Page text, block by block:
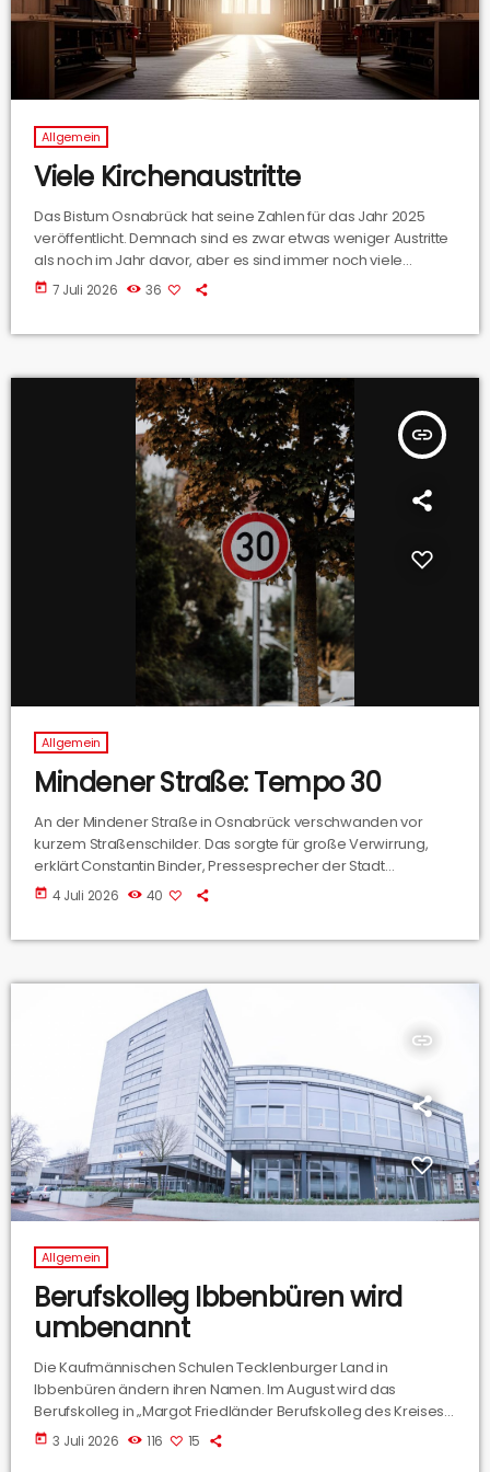
Allgemein
Viele Kirchenaustritte
Das Bistum Osnabrück hat seine Zahlen für das Jahr 2025
veröffentlicht. Demnach sind es zwar etwas weniger Austritte
als noch im Jahr davor, aber es sind immer noch viele
Menschen, die der Kirche den Rücken zudrehen. Dazu Ulrich
Beckwermert aus der Domkapilatur des Bistums Osnabrück.
today 7 Juli 2026 36
insert_link
Allgemein
Mindener Straße: Tempo 30
An der Mindener Straße in Osnabrück verschwanden vor
kurzem Straßenschilder. Das sorgte für große Verwirrung,
erklärt Constantin Binder, Pressesprecher der Stadt
Osnabrück bei uns im Interview.
today 4 Juli 2026 40
insert_link
Allgemein
Berufskolleg Ibbenbüren wird
umbenannt
Die Kaufmännischen Schulen Tecklenburger Land in
Ibbenbüren ändern ihren Namen. Im August wird das
Berufskolleg in „Margot Friedländer Berufskolleg des Kreises
Steinfurt“ umbenannt. Dazu ein Interview mit Schulleiterin Vera
today 3 Juli 2026 116 15